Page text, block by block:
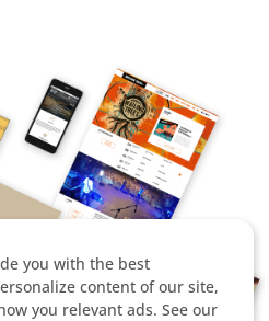
you with the best
content of our site,
you relevant ads. See our